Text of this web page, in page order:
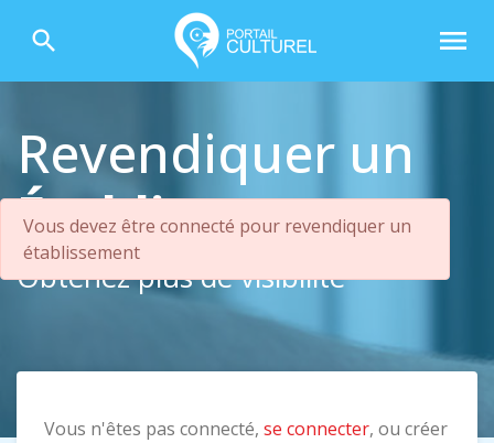
search menu
Revendiquer un
Établissement
Obtenez plus de visibilité
Vous devez être connecté pour revendiquer un
établissement
Vous n'êtes pas connecté, se connecter, ou créer